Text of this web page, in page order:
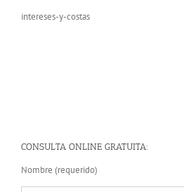
intereses-y-costas
CONSULTA ONLINE GRATUITA:
Nombre (requerido)